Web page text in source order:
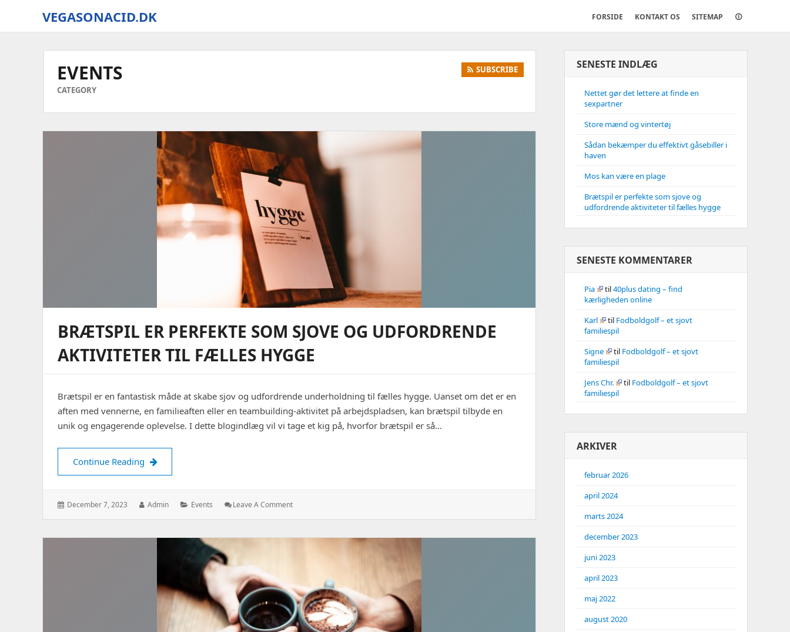
VEGASONACID.DK
On
FORSIDE KONTAKT OS SITEMAP 🛈
EVENTS
CATEGORY
SUBSCRIBE
BRÆTSPIL ER PERFEKTE SOM SJOVE OG UDFORDRENDE
AKTIVITETER TIL FÆLLES HYGGE
Brætspil er en fantastisk måde at skabe sjov og udfordrende underholdning til fælles hygge. Uanset om det er en
aften med vennerne, en familieaften eller en teambuilding-aktivitet på arbejdspladsen, kan brætspil tilbyde en
unik og engagerende oplevelse. I dette blogindlæg vil vi tage et kig på, hvorfor brætspil er så…
Continue Reading Brætspil er perfekte som sjove og udfordrende aktiviteter til fælles hygge
Posted
December 7, 2023 Author:
Admin Categories:
Events Leave A Comment: Brætspil
Som
Aktiviteter
Til
Fælles
Hygge
SENESTE INDLÆG
Nettet gør det lettere at finde en
sexpartner
Store mænd og vintertøj
Sådan bekæmper du effektivt gåsebiller i
haven
Mos kan være en plage
Brætspil er perfekte som sjove og
udfordrende aktiviteter til fælles hygge
SENESTE KOMMENTARER
Pia til40plus dating – find
kærligheden online
Karl
til Fodboldgolf – et sjovt
familiespil
Signe
til Fodboldgolf – et sjovt
familiespil
Jens Chr.
til Fodboldgolf – et sjovt
familiespil
ARKIVER
februar 2026
april 2024
marts 2024
december 2023
juni 2023
april 2023
maj 2022
august 2020